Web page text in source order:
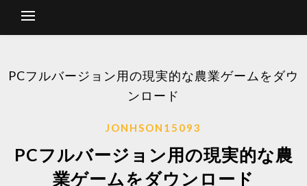
PCフルバージョン用の現実的な農業ゲームをダウ
ンロード
JONHSON15093
PCフルバージョン用の現実的な農
業ゲームをダウンロード